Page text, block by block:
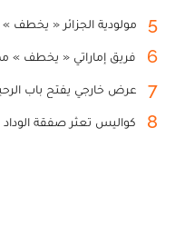
5 مولودية الجزائر « يخطف »
6 فريق إماراتي « يخطف »
7 عرض خارجي يفتح باب
8 كواليس تعثر صفقة